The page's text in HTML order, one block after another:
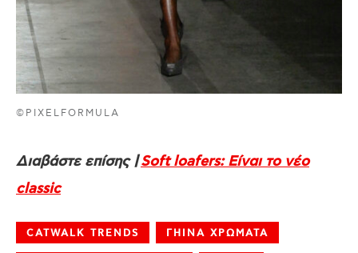
©PIXELFORMULA
Διαβάστε επίσης |Soft loafers: Είναι το νέο
classic
CATWALK TRENDS ΓΗΙΝΑ ΧΡΩΜΑΤΑ